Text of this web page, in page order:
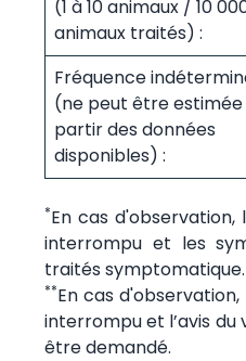
(1 à 10 animaux / 10
animaux traités) :
Fréquence
(ne peut être estimée
partir des données
disponibles) :
*En cas
interrompu et les
traités symptomatique.
**En cas
interrompu et l’avis
être demandé.